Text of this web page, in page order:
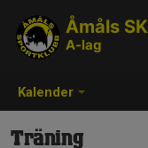
Kalender
Åmåls SK
A-lag
Träning